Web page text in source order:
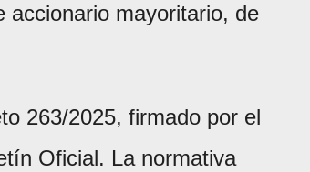
accionario mayoritario, de
263/2025, firmado por el
Oficial. La normativa